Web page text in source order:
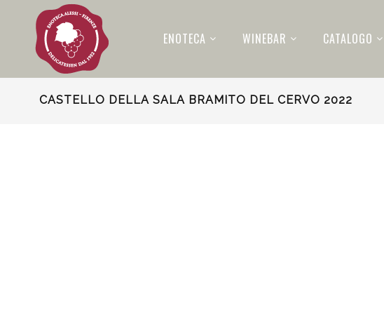
ENOTECA WINEBAR CATALOGO
CASTELLO DELLA SALA BRAMITO DEL CERVO 2022